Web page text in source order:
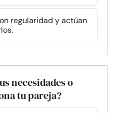
regularidad y actúan
necesidades o
tu pareja?